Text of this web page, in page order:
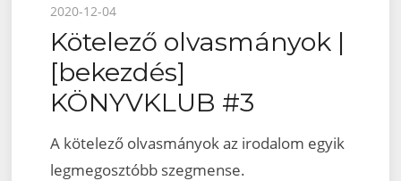
Posted
on
2020-12-04
Kötelező olvasmányok |
[bekezdés]
KÖNYVKLUB #3
A kötelező olvasmányok az irodalom egyik
legmegosztóbb szegmense.